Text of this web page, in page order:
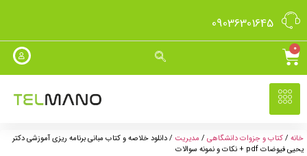
09036301645
0
خانه /کتاب و جزوات دانشگاهی / مدیریت / دانلود خلاصه و کتاب مبانی برنامه ریزی آموزشی دکتر
یحیی فیوضات pdf + نکات و نمونه سوالات